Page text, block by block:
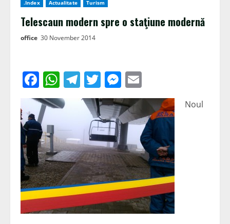
.Index Actualitate Turism
Telescaun modern spre o staţiune modernă
office 30 November 2014
Facebook
WhatsApp
Telegram
TwitterMessenger
Noul